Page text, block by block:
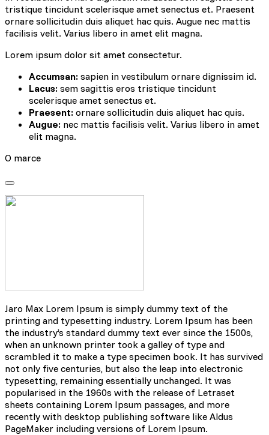
tristique tincidunt scelerisque amet senectus et. Praesent
ornare sollicitudin duis aliquet hac quis. Augue nec mattis
facilisis velit. Varius libero in amet elit magna.
Lorem ipsum dolor sit amet consectetur.
Accumsan: sapien in vestibulum ornare dignissim id.
Lacus: sem sagittis eros tristique tincidunt
scelerisque amet senectus et.
Praesent: ornare sollicitudin duis aliquet hac quis.
Augue: nec mattis facilisis velit. Varius libero in amet
elit magna.
O marce
Jaro Max Lorem Ipsum is simply dummy text of the
printing and typesetting industry. Lorem Ipsum has been
the industry’s standard dummy text ever since the 1500s,
when an unknown printer took a galley of type and
scrambled it to make a type specimen book. It has survived
not only five centuries, but also the leap into electronic
typesetting, remaining essentially unchanged. It was
popularised in the 1960s with the release of Letraset
sheets containing Lorem Ipsum passages, and more
recently with desktop publishing software like Aldus
PageMaker including versions of Lorem Ipsum.